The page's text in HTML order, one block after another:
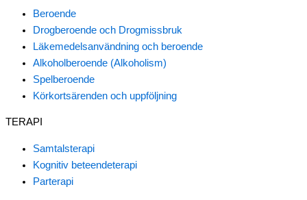
Beroende
Drogberoende och Drogmissbruk
Läkemedelsanvändning och beroende
Alkoholberoende (Alkoholism)
Spelberoende
Körkortsärenden och uppföljning
TERAPI
Samtalsterapi
Kognitiv beteendeterapi
Parterapi